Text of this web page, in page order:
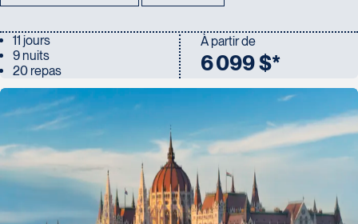
11 jours
9 nuits
20 repas
À partir de
6 099 $*